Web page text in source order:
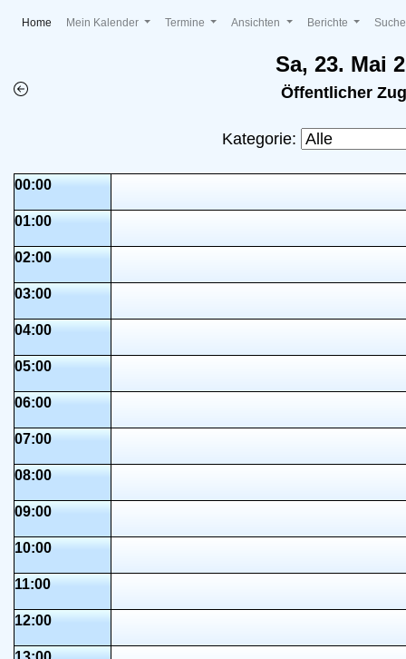
Home (current)
Mein Kalender Termine Ansichten Berichte
Sa, 23. Mai
Öffentlicher
Kategorie:
00:00
01:00
02:00
03:00
04:00
05:00
06:00
07:00
08:00
09:00
10:00
11:00
12:00